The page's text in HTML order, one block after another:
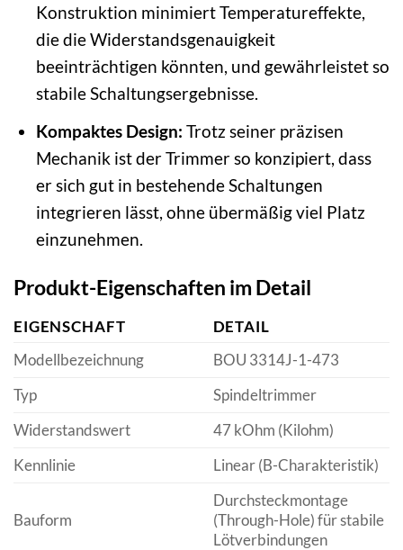
Konstruktion minimiert Temperatureffekte,
die die Widerstandsgenauigkeit
beeinträchtigen könnten, und gewährleistet so
stabile Schaltungsergebnisse.
Kompaktes Design: Trotz seiner präzisen
Mechanik ist der Trimmer so konzipiert, dass
er sich gut in bestehende Schaltungen
integrieren lässt, ohne übermäßig viel Platz
einzunehmen.
Produkt-Eigenschaften im Detail
EIGENSCHAFT
DETAIL
Modellbezeichnung
BOU 3314J-1-473
Typ
Spindeltrimmer
Widerstandswert
47 kOhm (Kilohm)
Kennlinie
Linear (B-Charakteristik)
Bauform
Durchsteckmontage
(Through-Hole) für stabile
Lötverbindungen